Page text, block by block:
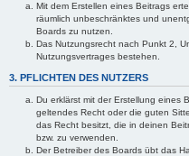
Mit dem Erstellen eines Beitrags
räumlich unbeschränktes und
Boards zu nutzen.
Das Nutzungsrecht nach Punkt 2,
Nutzungsvertrages bestehen.
3. PFLICHTEN DES NUTZERS
Du erklärst mit der Erstellung eines
geltendes Recht oder die guten
das Recht besitzt, die in deinen
bzw. zu verwenden.
Der Betreiber des Boards übt das